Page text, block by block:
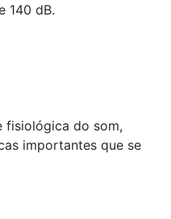
140 dB.
fisiológica do som,
importantes que se